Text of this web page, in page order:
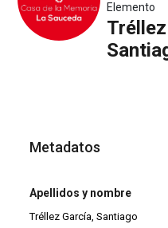
Elemento
Metadatos
Apellidos y nombre
Tréllez García, Santiago